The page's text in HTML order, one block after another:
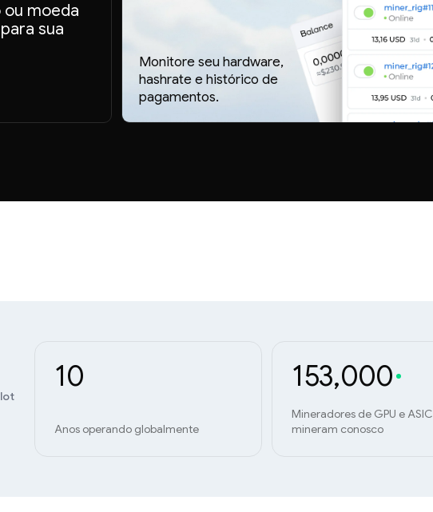
Monitore seu hardware,
hashrate e histórico de
pagamentos.
moeda
sua
10
Anos operando globalmente
153,000
Mineradores de GPU e ASIC
mineram conosco